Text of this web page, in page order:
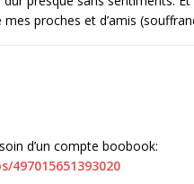
proches et d’amis
d’un compte boobook:
497015651393020